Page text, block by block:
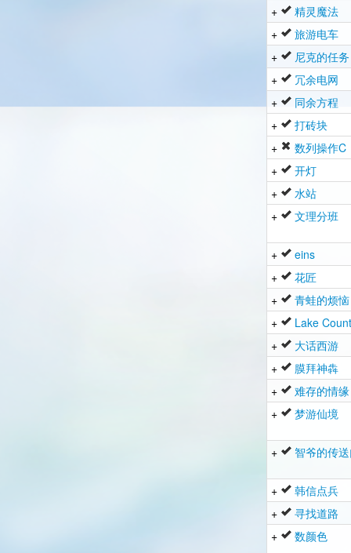
+
精灵魔法
+
旅游电车
+
尼克的任务
+
冗余电网
+
同余方程
+
打砖块
+
数列操作C
+
开灯
+
水站
+
文理分班
+
eins
+
花匠
+
青蛙的烦恼
+
Lake
+
大话西游
+
膜拜神犇
+
难存的情缘
+
梦游仙境
+ 智爷的传
+
韩信点兵
+
寻找道路
+
数颜色